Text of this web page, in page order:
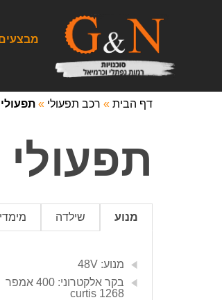
דף הבית » רכב תפעולי » תפעולי DG-C4
תפעולי DG-C4
מנוע שילדה
מנוע: 48V
בקר אלקטרוני: 400 אמפר
curtis 1268